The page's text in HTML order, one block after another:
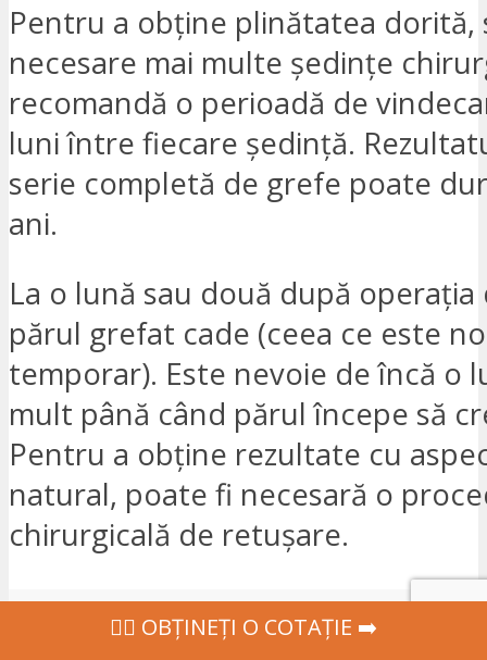
Pentru a obține plinătatea dorită,
necesare mai multe ședințe
recomandă o perioadă de
luni între fiecare ședință.
serie completă de grefe poate
ani.
La o lună sau două după
părul grefat cade (ceea ce este
temporar). Este nevoie de încă o
mult până când părul începe să
Pentru a obține rezultate cu
natural, poate fi necesară o
chirurgicală de retușare.
Profitați de o evaluare
‍👩‍⚕ OBȚINEȚI O COTAȚIE ➡️